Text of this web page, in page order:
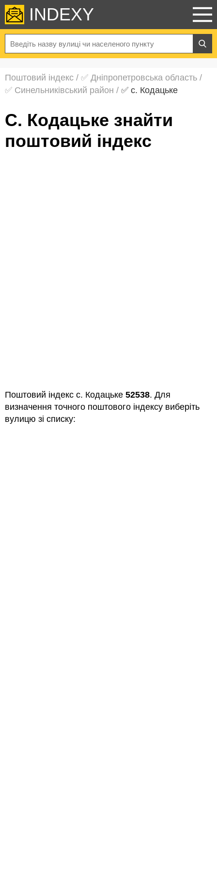
INDEXY
Поштовий індекс / ✅ Дніпропетровська область /
✅ Синельниківський район / ✅ с. Кодацьке
с. Кодацьке знайти
поштовий індекс
Поштовий індекс с. Кодацьке 52538. Для
визначення точного поштового індексу виберіть
вулицю зі списку: